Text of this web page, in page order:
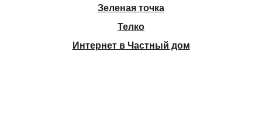
Зеленая точка
Телко
Интернет в Частный дом